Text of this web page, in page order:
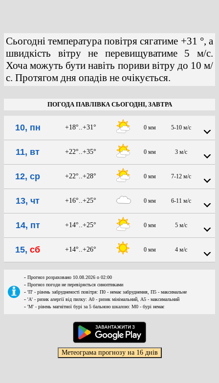
Сьогодні температура повітря сягатиме +31 °, а
швидкість вітру не перевищуватиме 5 м/с.
Хоча можуть бути навіть пориви вітру до 10 м/
с. Протягом дня опадів не очікується.
ПОГОДА ПАВЛІВКА СЬОГОДНІ, ЗАВТРА
10, пн +18°..+31° 0 мм 5-10 м/с
11, вт +22°..+35° 0 мм 3 м/с
12, ср +22°..+28° 0 мм 7-12 м/с
13, чт +16°..+25° 0 мм 6-11 м/с
14, пт +14°..+25° 0 мм 5 м/с
15, сб +14°..+26° 0 мм 4 м/с
- Прогноз розраховано 10.08.2026 о 02:00
- Прогноз погоди не перевіряється синоптиками
- 'П' - рівень забрудненості повітря: П0 - немає забруднення, П5 - максимальне
- 'А' - ризик алергії від пилку: А0 - ризик мінімальний, А5 - максимальний
- 'М' - рівень магнітної бурі за 5 бальною шкалою: M0 - бурі немає